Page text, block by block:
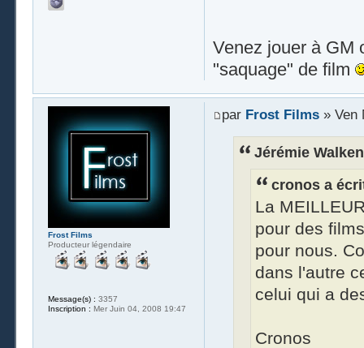
Venez jouer à GM
"saquage" de film
par Frost Films» Ven
Jérémie
cronos a
La
pour des
pour nous.
dans l'autre
celui qui a
Cronos
Frost Films
Producteur légendaire
Message(s) : 3357
Inscription : Mer Juin 04, 2008 19:47